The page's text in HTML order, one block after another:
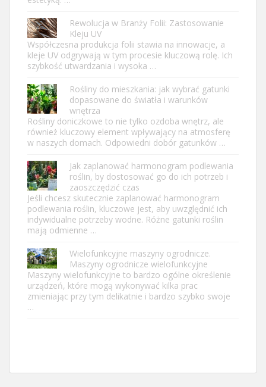
Rewolucja w Branży Folii: Zastosowanie
Kleju UV
Współczesna produkcja folii stawia na innowacje, a
kleje UV odgrywają w tym procesie kluczową rolę. Ich
szybkość utwardzania i wysoka …
Rośliny do mieszkania: jak wybrać gatunki
dopasowane do światła i warunków
wnętrza
Rośliny doniczkowe to nie tylko ozdoba wnętrz, ale
również kluczowy element wpływający na atmosferę
w naszych domach. Odpowiedni dobór gatunków …
Jak zaplanować harmonogram podlewania
roślin, by dostosować go do ich potrzeb i
zaoszczędzić czas
Jeśli chcesz skutecznie zaplanować harmonogram
podlewania roślin, kluczowe jest, aby uwzględnić ich
indywidualne potrzeby wodne. Różne gatunki roślin
mają odmienne …
Wielofunkcyjne maszyny ogrodnicze.
Maszyny ogrodnicze wielofunkcyjne
Maszyny wielofunkcyjne to bardzo ogólne określenie
urządzeń, które mogą wykonywać kilka prac
zmieniając przy tym delikatnie i bardzo szybko swoje
…